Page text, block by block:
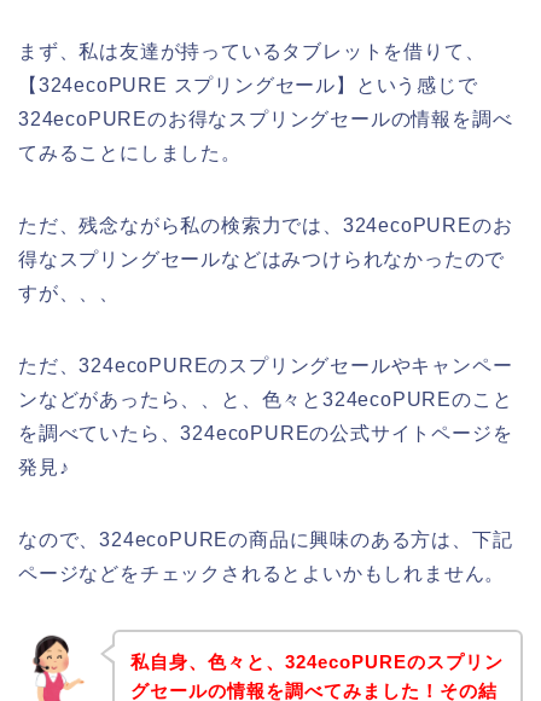
まず、私は友達が持っているタブレットを借りて、
【324ecoPURE スプリングセール】という感じで
324ecoPUREのお得なスプリングセールの情報を調べ
てみることにしました。
ただ、残念ながら私の検索力では、324ecoPUREのお
得なスプリングセールなどはみつけられなかったので
すが、、、
ただ、324ecoPUREのスプリングセールやキャンペー
ンなどがあったら、、と、色々と324ecoPUREのこと
を調べていたら、324ecoPUREの公式サイトページを
発見♪
なので、324ecoPUREの商品に興味のある方は、下記
ページなどをチェックされるとよいかもしれません。
私自身、色々と、324ecoPUREのスプリン
グセールの情報を調べてみました！その結